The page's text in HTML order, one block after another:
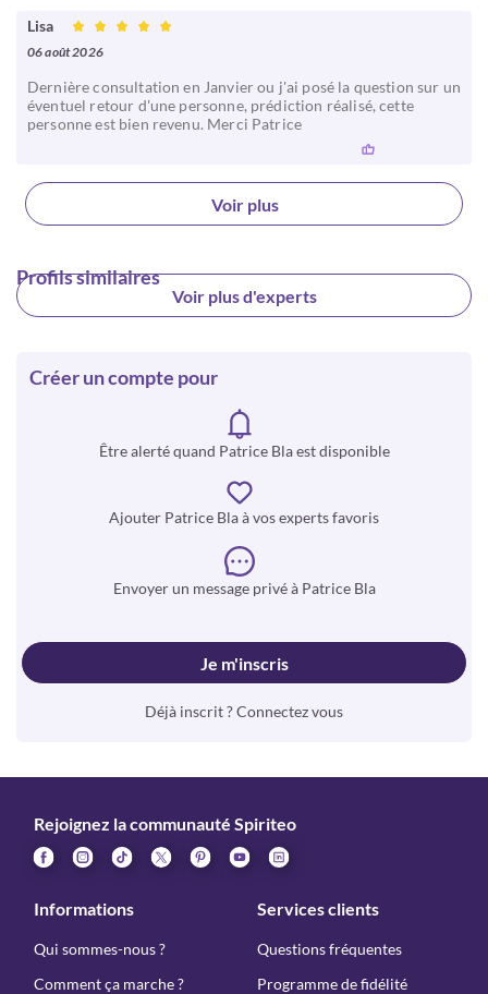
Lisa
06 août 2026
Dernière consultation en Janvier ou j'ai posé la question sur un
éventuel retour d'une personne, prédiction réalisé, cette
personne est bien revenu. Merci Patrice
Voir plus
Profils similaires
Voir plus d'experts
Créer un compte pour
Être alerté quand Patrice Bla est disponible
Ajouter Patrice Bla à vos experts favoris
Envoyer un message privé à Patrice Bla
Je m'inscris
Déjà inscrit ? Connectez vous
Rejoignez la communauté Spiriteo
Informations
Qui sommes-nous ?
Comment ça marche ?
Services clients
Questions fréquentes
Programme de fidélité